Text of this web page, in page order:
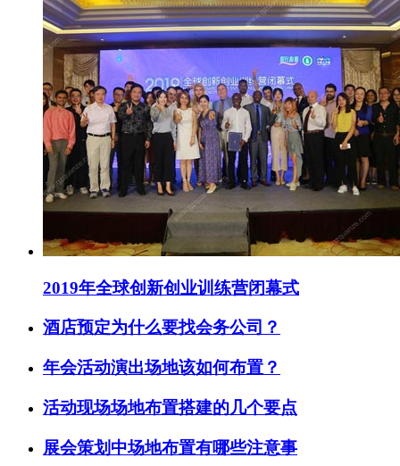
2019年全球创新创业训练营闭幕式
酒店预定为什么要找会务公司？
年会活动演出场地该如何布置？
活动现场场地布置搭建的几个要点
展会策划中场地布置有哪些注意事